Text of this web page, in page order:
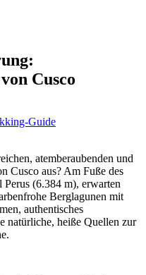
Cusco
Guide
atemberaubenden und
Cusco aus? Am Fuße des
(6.384 m), erwarten
Berglagunen mit
authentisches
natürliche, heiße Quellen zur